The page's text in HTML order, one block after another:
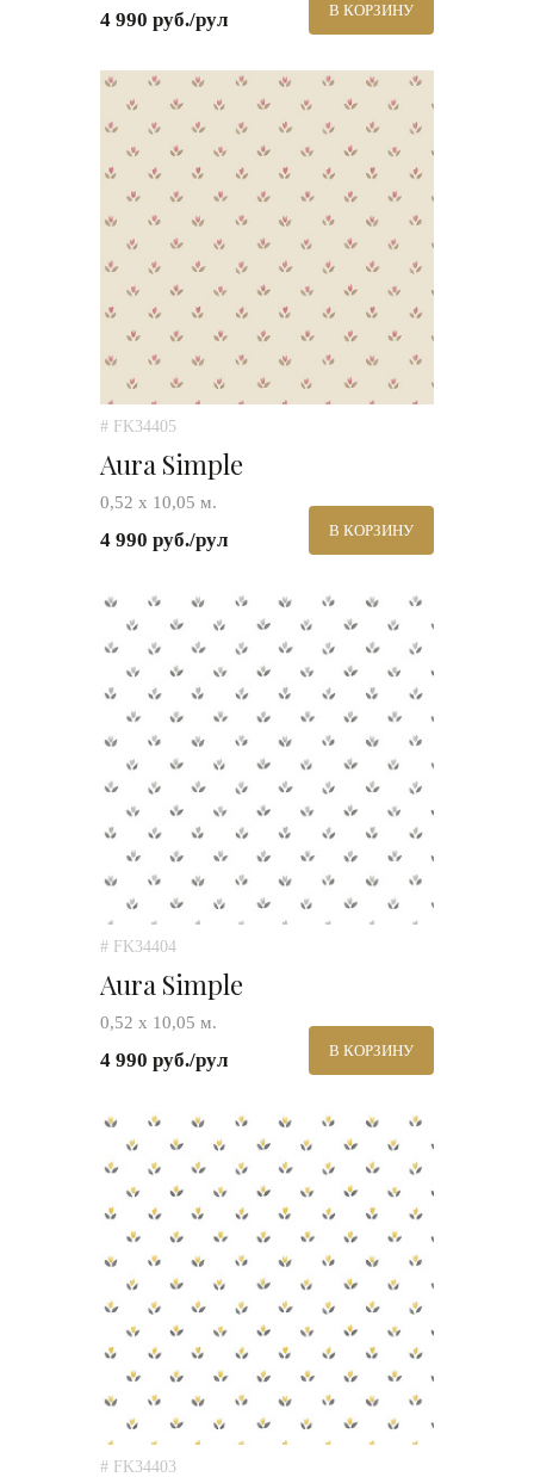
4 990 руб./рул В КОРЗИНУ
# FK34405
Aura Simple
0,52 х 10,05 м.
4 990 руб./рул В КОРЗИНУ
# FK34404
Aura Simple
0,52 х 10,05 м.
4 990 руб./рул В КОРЗИНУ
# FK34403